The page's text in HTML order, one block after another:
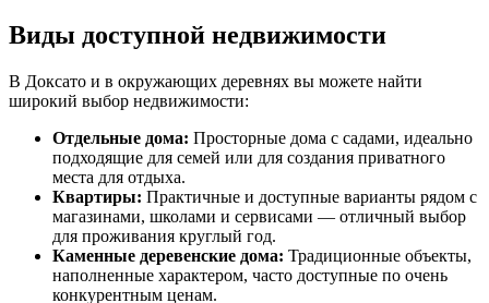
Виды доступной недвижимости
В Доксато и в окружающих деревнях вы можете найти
широкий выбор недвижимости:
Отдельные дома: Просторные дома с садами, идеально
подходящие для семей или для создания приватного
места для отдыха.
Квартиры: Практичные и доступные варианты рядом с
магазинами, школами и сервисами — отличный выбор
для проживания круглый год.
Каменные деревенские дома: Традиционные объекты,
наполненные характером, часто доступные по очень
конкурентным ценам.